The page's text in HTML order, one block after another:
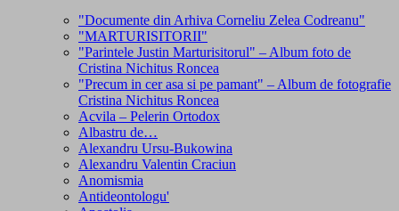
"Documente din Arhiva Corneliu Zelea Codreanu"
"MARTURISITORII"
"Parintele Justin Marturisitorul" – Album foto de
Cristina Nichitus Roncea
"Precum in cer asa si pe pamant" – Album de fotografie
Cristina Nichitus Roncea
Acvila – Pelerin Ortodox
Albastru de…
Alexandru Ursu-Bukowina
Alexandru Valentin Craciun
Anomismia
Antideontologu'